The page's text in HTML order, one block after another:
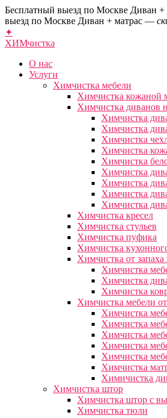
Бесплатный выезд по Москве Диван
выезд по Москве Диван + матрас —
✦
ХИМчистка
О нас
Услуги
Химчистка мебели
Химчистка кожаной
Химчистка диванов
Химчистка
Химчистка
Химчистка
Химчистка
Химчистка
Химчистка
Химчистка
Химчистка
Химчистка
Химчистка кресел
Химчистка стульев
Химчистка пуфика
Химчистка
Химчистка от
Химчистка
Химчистка
Химчистка
Химчистка мебели
Химчистка
Химчистка
Химчистка
Химчистка
Химчистка
Химчистка
Химичистка
Химчистка штор
Химчистка штор с
Химчистка тюли